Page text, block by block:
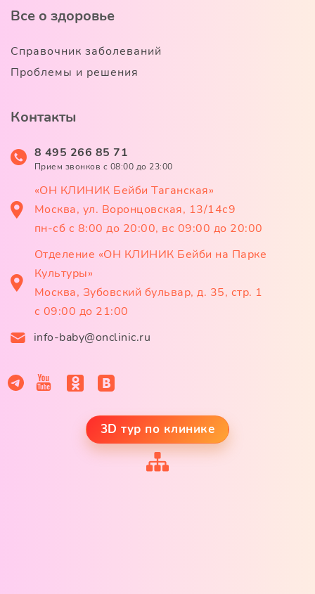
Все о здоровье
Справочник заболеваний
Проблемы и решения
Контакты
8 495 266 85 71
Прием звонков c 08:00 до 23:00
«ОН КЛИНИК Бейби Таганская»
Москва, ул. Воронцовская, 13/14с9
пн-сб с 8:00 до 20:00, вс 09:00 до 20:00
Отделение «ОН КЛИНИК Бейби на Парке
Культуры»
Москва, Зубовский бульвар, д. 35, стр. 1
с 09:00 до 21:00
info-baby@onclinic.ru
3D тур по клинике